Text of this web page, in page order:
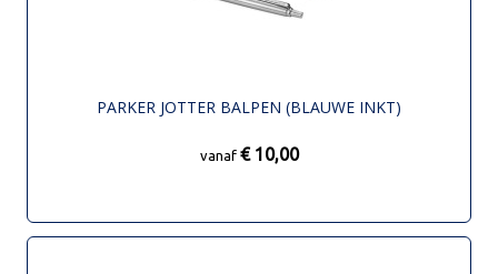
PARKER JOTTER BALPEN (BLAUWE INKT)
vanaf € 10,00